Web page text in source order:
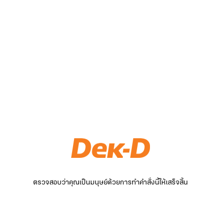
ตรวจสอบว่าคุณเป็นมนุษย์ด้วยการทำคำสั่งนี้ให้เสร็จสิ้น